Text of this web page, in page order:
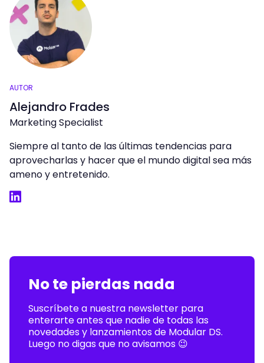
AUTOR
Alejandro Frades
Marketing Specialist
Siempre al tanto de las últimas tendencias para
aprovecharlas y hacer que el mundo digital sea más
ameno y entretenido.
No te pierdas nada
Suscríbete a nuestra newsletter para
enterarte antes que nadie de todas las
novedades y lanzamientos de Modular DS.
Luego no digas que no avisamos 😉